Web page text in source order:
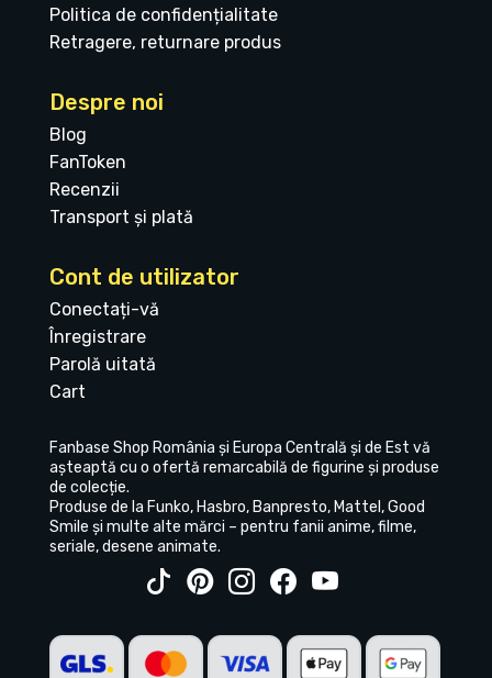
Politica de confidențialitate
Retragere, returnare produs
Despre noi
Blog
FanToken
Recenzii
Transport și plată
Cont de utilizator
Conectați-vă
Înregistrare
Parolă uitată
Cart
Fanbase Shop România și Europa Centrală și de Est vă
așteaptă cu o ofertă remarcabilă de figurine și produse
de colecție.
Produse de la Funko, Hasbro, Banpresto, Mattel, Good
Smile și multe alte mărci – pentru fanii anime, filme,
seriale, desene animate.